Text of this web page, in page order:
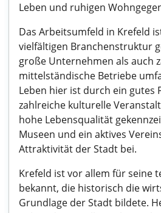
Leben und ruhigen
Das Arbeitsumfeld in Krefeld
vielfältigen Branchenstruktur
große Unternehmen als auch
mittelständische Betriebe
Leben hier ist durch ein gutes
zahlreiche kulturelle
hohe Lebensqualität
Museen und ein aktives
Attraktivität der Stadt bei.
Krefeld ist vor allem für seine
bekannt, die historisch die
Grundlage der Stadt bildete.